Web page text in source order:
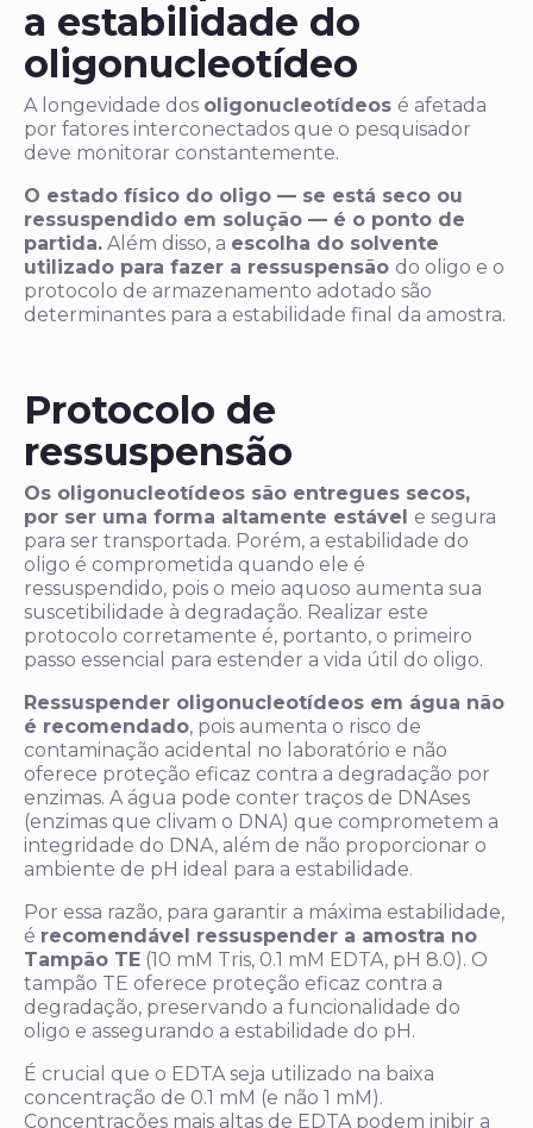
a estabilidade do
oligonucleotídeo
A longevidade dos oligonucleotídeos é afetada
por fatores interconectados que o pesquisador
deve monitorar constantemente.
O estado físico do oligo — se está seco ou
ressuspendido em solução — é o ponto de
partida. Além disso, a escolha do solvente
utilizado para fazer a ressuspensão do oligo e o
protocolo de armazenamento adotado são
determinantes para a estabilidade final da amostra.
Protocolo de
ressuspensão
Os oligonucleotídeos são entregues secos,
por ser uma forma altamente estável e segura
para ser transportada. Porém, a estabilidade do
oligo é comprometida quando ele é
ressuspendido, pois o meio aquoso aumenta sua
suscetibilidade à degradação. Realizar este
protocolo corretamente é, portanto, o primeiro
passo essencial para estender a vida útil do oligo.
Ressuspender oligonucleotídeos em água não
é recomendado, pois aumenta o risco de
contaminação acidental no laboratório e não
oferece proteção eficaz contra a degradação por
enzimas. A água pode conter traços de DNAses
(enzimas que clivam o DNA) que comprometem a
integridade do DNA, além de não proporcionar o
ambiente de pH ideal para a estabilidade.
Por essa razão, para garantir a máxima estabilidade,
é recomendável ressuspender a amostra no
Tampão TE (10 mM Tris, 0.1 mM EDTA, pH 8.0). O
tampão TE oferece proteção eficaz contra a
degradação, preservando a funcionalidade do
oligo e assegurando a estabilidade do pH.
É crucial que o EDTA seja utilizado na baixa
concentração de 0.1 mM (e não 1 mM).
Concentrações mais altas de EDTA podem inibir a